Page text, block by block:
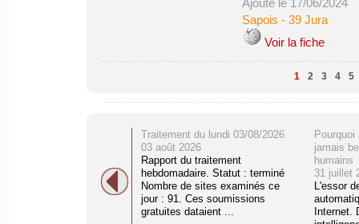
Ajouté le 17/06/2024
Sapois - 39 Jura
Voir la fiche
1 2 3 4 5
Traitement du lundi 03/08/2026
03 août 2026
Rapport du traitement
hebdomadaire. Statut : terminé
Nombre de sites examinés ce
jour : 91. Ces soumissions
gratuites dataient ...
jamais
humains
31 juillet
L'essor
Internet.